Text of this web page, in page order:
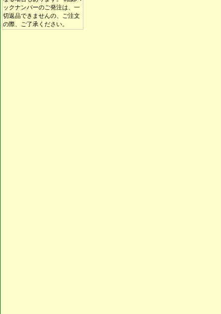
ックナンバーのご発注は、一
切返品できませんの、ご注文
の際、ご了承ください。